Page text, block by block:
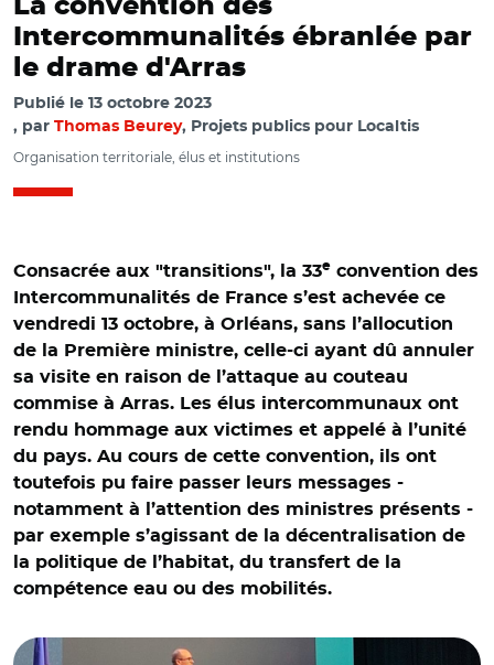
La convention des
Intercommunalités ébranlée par
le drame d'Arras
Publié le 13 octobre 2023
par Thomas Beurey, Projets publics pour Localtis
Organisation territoriale, élus et institutions
Consacrée aux "transitions", la 33e convention des
Intercommunalités de France s’est achevée ce
vendredi 13 octobre, à Orléans, sans l’allocution
de la Première ministre, celle-ci ayant dû annuler
sa visite en raison de l’attaque au couteau
commise à Arras. Les élus intercommunaux ont
rendu hommage aux victimes et appelé à l’unité
du pays. Au cours de cette convention, ils ont
toutefois pu faire passer leurs messages -
notamment à l’attention des ministres présents -
par exemple s’agissant de la décentralisation de
la politique de l’habitat, du transfert de la
compétence eau ou des mobilités.
© T.B et capture vidéo @metro_orleans/ Cérémonie de